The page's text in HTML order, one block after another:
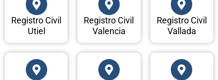
Registro Civil
Utiel
Registro Civil
Valencia
Registro Civil
Vallada